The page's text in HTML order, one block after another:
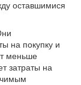
оставшимися
на покупку и
меньше
затраты на